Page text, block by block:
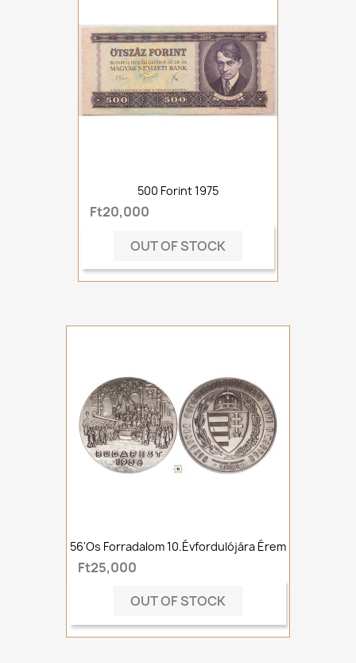
500 Forint 1975
Ft20,000
OUT OF STOCK
56'os Forradalom 10.évfordulójára Érem
Ft25,000
OUT OF STOCK